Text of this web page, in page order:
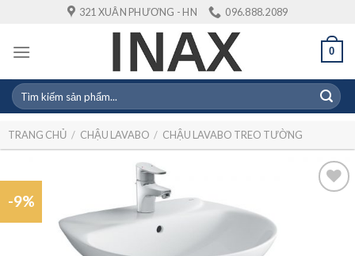
content
321 XUÂN PHƯƠNG - HN 096.888.2089
0
Tìm
kiếm:
TRANG CHỦ / CHẬU LAVABO / CHẬU LAVABO TREO TƯỜNG
-9%